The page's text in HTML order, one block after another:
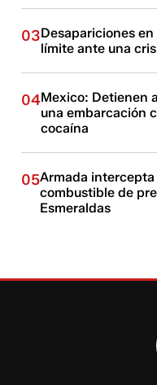
03Desapariciones
límite ante una
04Mexico: Detienen
una embarcación
cocaína
05Armada
combustible de
Esmeraldas